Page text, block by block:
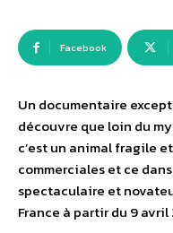
Facebook
Un documentaire
découvre que loin du
c’est un animal fragile
commerciales et ce
spectaculaire et
France à partir du 9 avril